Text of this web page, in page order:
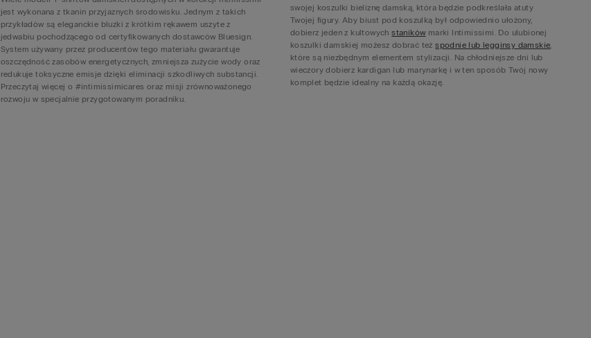
jest wykonana z tkanin przyjaznych środowisku. Jednym z takich
przykładów są eleganckie bluzki z krótkim rękawem uszyte z
jedwabiu pochodzącego od certyfikowanych dostawców Bluesign.
System używany przez producentów tego materiału gwarantuje
oszczędność zasobów energetycznych, zmniejsza zużycie wody oraz
redukuje toksyczne emisje dzięki eliminacji szkodliwych substancji.
Przeczytaj więcej o #intimissimicares oraz misji zrównoważonego
rozwoju w specjalnie przygotowanym poradniku.
swojej koszulki bieliznę damską, która będzie podkreślała atuty
Twojej figury. Aby biust pod koszulką był odpowiednio ułożony,
dobierz jeden z kultowychstaników marki Intimissimi. Do ulubionej
koszulki damskiej możesz dobrać teżspodnie lub legginsy damskie,
które są niezbędnym elementem stylizacji. Na chłodniejsze dni lub
wieczory dobierz kardigan lub marynarkę i w ten sposób Twój nowy
komplet będzie idealny na każdą okazję.